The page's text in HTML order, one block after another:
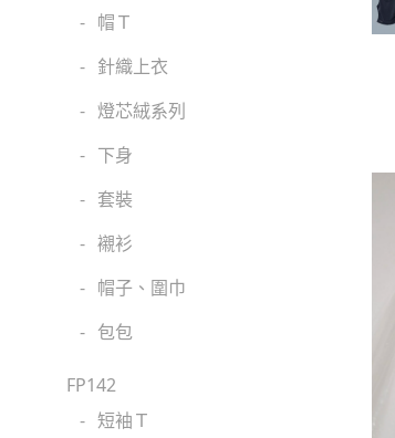
角落生物
monchhichi 蒙奇奇
拉拉熊
其它
- 帽Ｔ
- 針織上衣
- 燈芯絨系列
- 下身
- 套裝
- 襯衫
- 帽子、圍巾
- 包包
FP142
- 短袖Ｔ